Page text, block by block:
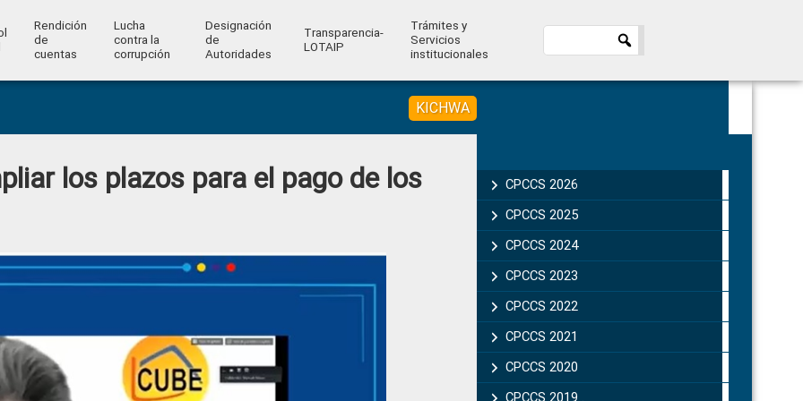
Rendición
de
cuentas
Lucha
contra la
corrupción
Designación
de
Autoridades
Transparencia-
LOTAIP
Trámites y
Servicios
institucionales
KICHWA
los plazos para el pago de los
Sidebar
CPCCS 2026
CPCCS 2025
CPCCS 2024
CPCCS 2023
CPCCS 2022
CPCCS 2021
CPCCS 2020
CPCCS 2019 .